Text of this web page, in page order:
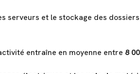
serveurs et le stockage des
entraîne en moyenne entre 8